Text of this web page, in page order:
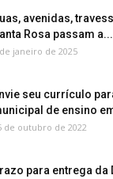
avenidas,
Rosa passam a...
janeiro de 2025
seu currículo
de ensino
de outubro de 2022
para entrega da